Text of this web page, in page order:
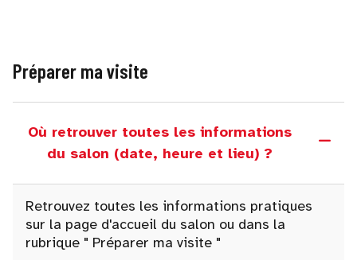
Préparer ma visite
Où retrouver toutes les informations
du salon (date, heure et lieu) ?
Retrouvez toutes les informations pratiques
sur la page d'accueil du salon ou dans la
rubrique " Préparer ma visite "